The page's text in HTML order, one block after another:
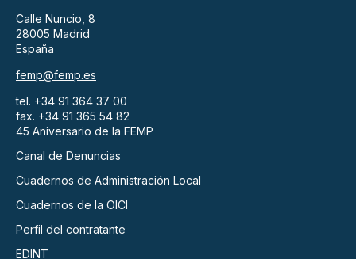
Calle Nuncio, 8
28005 Madrid
España
femp@femp.es
tel. +34 91 364 37 00
fax. +34 91 365 54 82
45 Aniversario de la FEMP
Canal de Denuncias
Cuadernos de Administración Local
Cuadernos de la OICI
Perfil del contratante
EDINT